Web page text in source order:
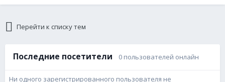
Перейти к списку тем
Последние посетители 0 пользователей онлайн
Ни одного зарегистрированного пользователя не